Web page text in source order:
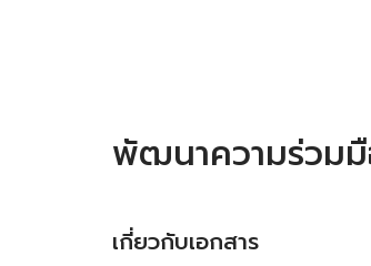
พัฒนาความร่วมมื
เกี่ยวกับเอกสาร